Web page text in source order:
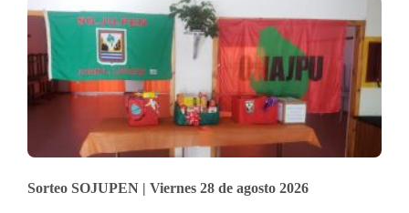
Sorteo SOJUPEN | Viernes 28 de agosto 2026